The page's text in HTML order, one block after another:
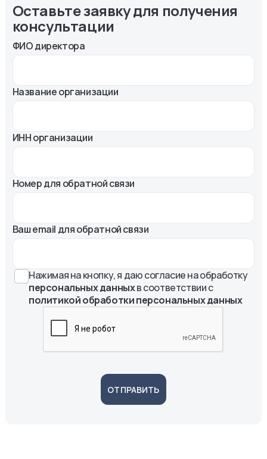
Оставьте заявку для получения
консультации
ФИО директора
Название организации
ИНН организации
Номер для обратной связи
Ваш email для обратной связи
Нажимая на кнопку, я даю согласие на обработку
персональных данныхв соответствии с
политикой обработки персональных данных
ОТПРАВИТЬ